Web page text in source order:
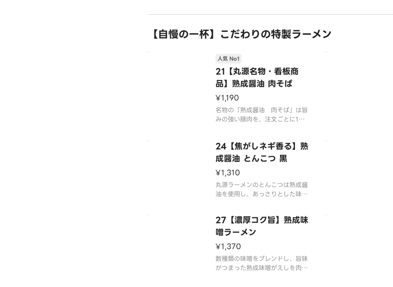
ケチャップは付きません。
【自慢の一杯】こだわりの特製ラーメン
21【丸源名物・看板商
品】熟成醤油 肉そば
人気 No1
¥1,190
名物の「熟成醤油 肉そば」は旨
みの強い豚肉を、注文ごとに1杯1
です
※写真はイメージです（容器代2
0円を含みます）
24【焦がしネギ香る】熟
成醤油 とんこつ 黒
¥1,310
丸源ラーメンのとんこつは熟成醤
油を使用し、あっさりとした味の
熟成醤油とんこつに焦がしねぎマ
ー油が入ったやみつきになる1品
※写真はイメージです（容器代2
0円を含みます）
27【濃厚コク旨】熟成味
噌ラーメン
¥1,370
数種類の味噌をブレンドし、旨味
がつまった熟成味噌がえしを肉そ